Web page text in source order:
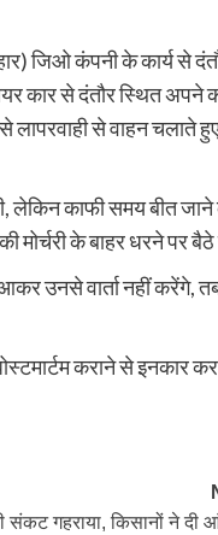
जिओ कंपनी के कार्य से
कार से दंतौर स्थित अपने
से वाहन चलाते
लेकिन काफी समय बीत
के बाहर धरने पर
उनसे वार्ता नहीं करेंगे,
कराने से इनकार कर
संकट गहराया, किसानों ने दी